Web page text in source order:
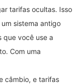
tarifas ocultas. Isso
sistema antigo
que você use a
Com uma
câmbio, e tarifas